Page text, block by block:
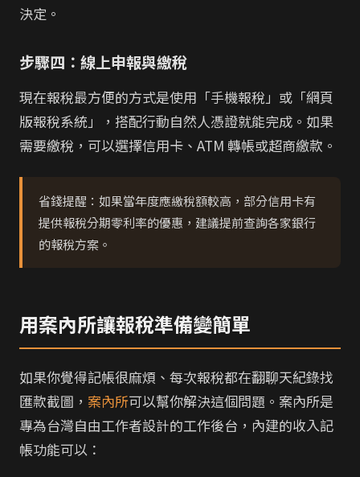
決定。
步驟四：線上申報與繳稅
現在報稅最方便的方式是使用「手機報稅」或「網頁
版報稅系統」，搭配行動自然人憑證就能完成。如果
需要繳稅，可以選擇信用卡、ATM 轉帳或超商繳款。
省錢提醒：如果當年度應繳稅額較高，部分信用卡有
提供報稅分期零利率的優惠，建議提前查詢各家銀行
的報稅方案。
用案內所讓報稅準備變簡單
如果你覺得記帳很麻煩、每次報稅都在翻聊天紀錄找
匯款截圖， 案內所可以幫你解決這個問題。案內所是
專為台灣自由工作者設計的工作後台，內建的收入記
帳功能可以：